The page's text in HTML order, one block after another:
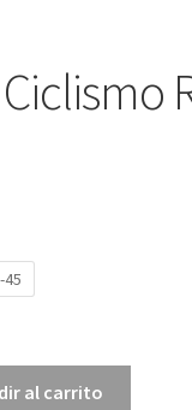
45
al carrito